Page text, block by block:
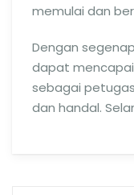
memulai dan
Dengan
dapat
sebagai
dan handal.